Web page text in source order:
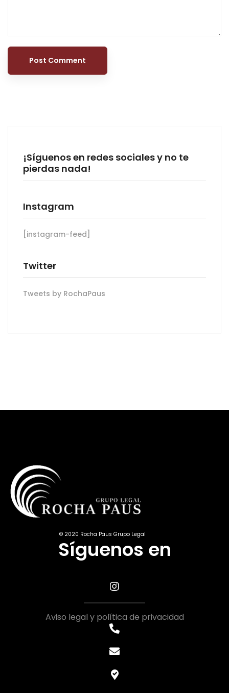
¡Síguenos en redes sociales y no te
pierdas nada!
Instagram
[instagram-feed]
Twitter
Tweets by RochaPaus
© 2020 Rocha Paus Grupo Legal
Síguenos en
Aviso legal y política de privacidad